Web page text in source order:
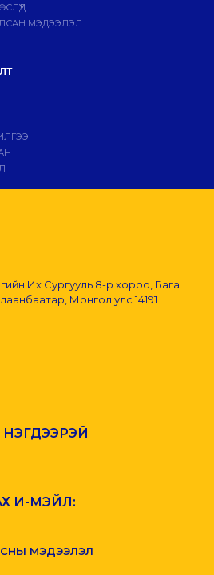
МЭДЭЭЛЭЛ
Их Сургууль 8-р хороо, Бага
Монгол улс 14191
И-МЭЙЛ:
МЭДЭЭЛЭЛ